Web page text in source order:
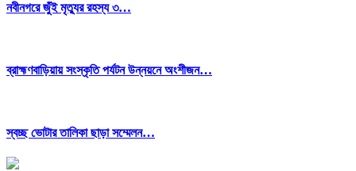
নবীনগরে জুঁই মৃত্যুর রহস্য ৩…
ব্রাহ্মণবাড়িয়ায় সংস্কৃতি পর্যটন উন্নয়নে অংশীজন…
স্বচ্ছ ভোটার তালিকা ছাড়া সম্মেলন…